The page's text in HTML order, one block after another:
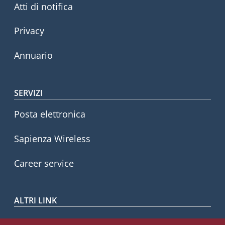
Atti di notifica
Privacy
Annuario
SERVIZI
Posta elettronica
Sapienza Wireless
Career service
ALTRI LINK
CIAO